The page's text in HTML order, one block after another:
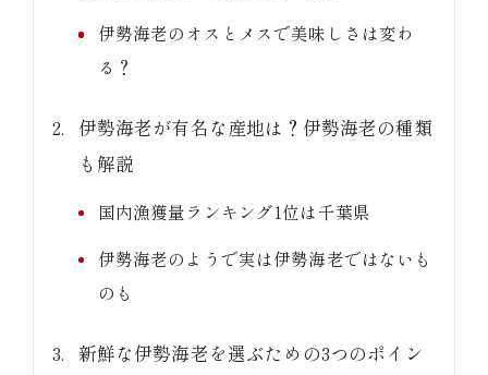
伊勢海老のオスとメスで美味しさは変わ
る？
伊勢海老が有名な産地は？伊勢海老の種類
も解説
国内漁獲量ランキング1位は千葉県
伊勢海老のようで実は伊勢海老ではないも
のも
新鮮な伊勢海老を選ぶための3つのポイン